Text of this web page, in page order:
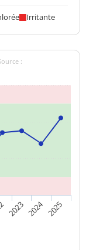
<=25 °C
<=2 NFU
Irritante
:
2023 2024 2025